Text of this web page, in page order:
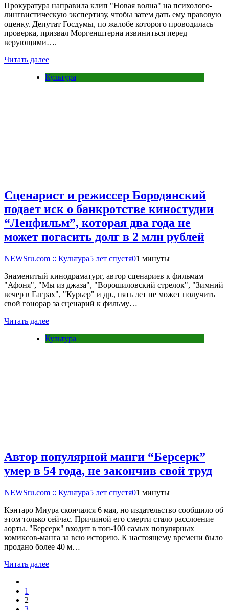
Прокуратура направила клип "Новая волна" на психолого-
лингвистическую экспертизу, чтобы затем дать ему правовую
оценку. Депутат Госдумы, по жалобе которого проводилась
проверка, призвал Моргенштерна извиниться перед
верующими….
Читать далее
Культура
Сценарист и режиссер Бородянский
подает иск о банкротстве киностудии
“Ленфильм”, которая два года не
может погасить долг в 2 млн рублей
NEWSru.com :: Культура5 лет спустя01 минуты
Знаменитый кинодраматург, автор сценариев к фильмам
"Афоня", "Мы из джаза", "Ворошиловский стрелок", "Зимний
вечер в Гаграх", "Курьер" и др., пять лет не может получить
свой гонорар за сценарий к фильму…
Читать далее
Культура
Автор популярной манги “Берсерк”
умер в 54 года, не закончив свой труд
NEWSru.com :: Культура5 лет спустя01 минуты
Кэнтаро Миура скончался 6 мая, но издательство сообщило об
этом только сейчас. Причиной его смерти стало расслоение
аорты. "Берсерк" входит в топ-100 самых популярных
комиксов-манга за всю историю. К настоящему времени было
продано более 40 м…
Читать далее
1
2